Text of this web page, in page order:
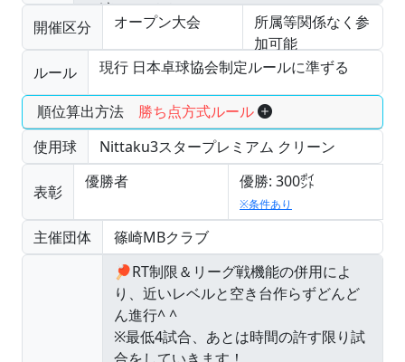
開催区分 オープン大会
所属等関係なく参
加可能
ルール
現行 日本卓球協会制定ルールに準ずる
順位算出方法 勝ち点方式ルール
使用球
Nittaku3スタープレミアム クリーン
表彰
優勝者 優勝: 300㌽
※条件あり
主催団体 篠崎MBクラブ